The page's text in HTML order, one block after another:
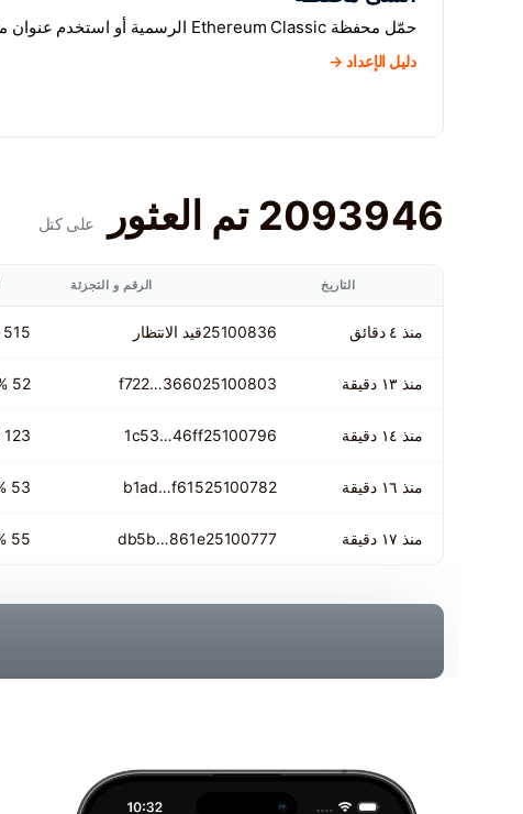
حمّل محفظة Ethereum Classic الرسمية أو استخدم عنوان منصة تداول.
دليل الإعداد →
2093946 تم العثور على كتل
التاريخ الرقم و التجزئة
منذ ٤ دقائق 25100836قيد الانتظار 515 %
منذ ١٣ دقيقة 25100803
f722…3660
52 %
منذ ١٤ دقيقة 25100796
1c53…46ff
123 %
منذ ١٦ دقيقة 25100782
b1ad…f615
53 %
منذ ١٧ دقيقة 25100777
db5b…861e
55 %